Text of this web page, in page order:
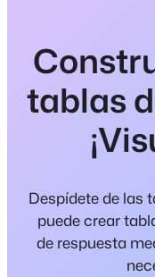
tablas
Despídete de las
puede crear
de respuesta